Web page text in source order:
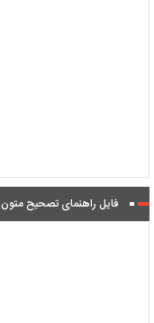
فایل راهنمای تصحیح متون